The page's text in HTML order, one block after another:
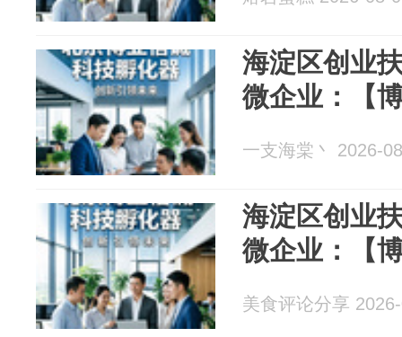
海淀区创业
微企业：【
一支海棠丶 2026-
海淀区创业
微企业：【
美食评论分享